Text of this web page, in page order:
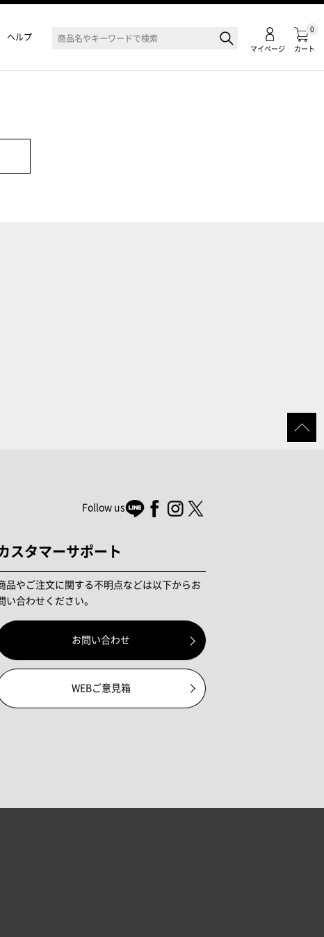
カート
0
マイページ
ヘルプ
Follow us
スタマーサポート
品やご注文に関する不明点などは以下からお
い合わせください。
お問い合わせ
WEBご意見箱